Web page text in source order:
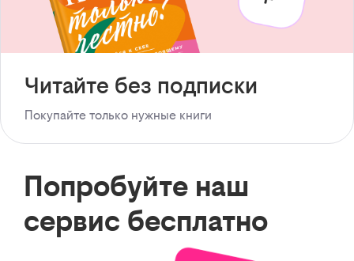
Читайте без подписки
Покупайте только нужные книги
Попробуйте наш
сервис бесплатно